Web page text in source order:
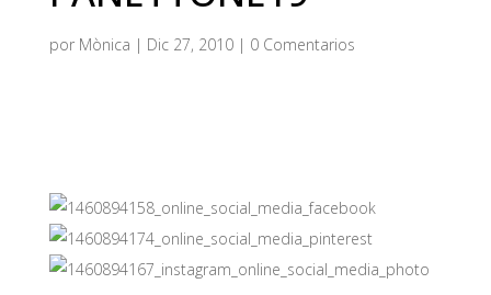
por Mònica | Dic 27, 2010| 0 Comentarios